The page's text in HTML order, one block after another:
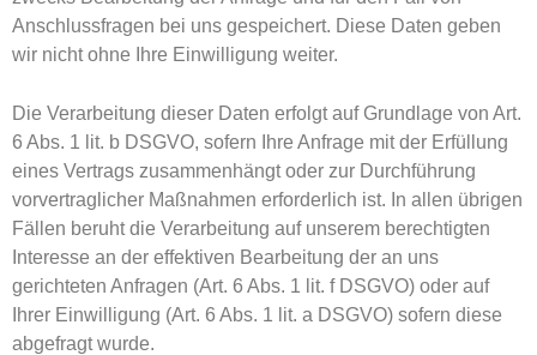
Anschlussfragen bei uns gespeichert. Diese Daten geben
wir nicht ohne Ihre Einwilligung weiter.
Die Verarbeitung dieser Daten erfolgt auf Grundlage von Art.
6 Abs. 1 lit. b DSGVO, sofern Ihre Anfrage mit der Erfüllung
eines Vertrags zusammenhängt oder zur Durchführung
vorvertraglicher Maßnahmen erforderlich ist. In allen übrigen
Fällen beruht die Verarbeitung auf unserem berechtigten
Interesse an der effektiven Bearbeitung der an uns
gerichteten Anfragen (Art. 6 Abs. 1 lit. f DSGVO) oder auf
Ihrer Einwilligung (Art. 6 Abs. 1 lit. a DSGVO) sofern diese
abgefragt wurde.